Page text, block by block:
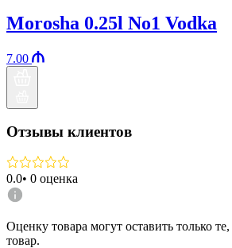
Morosha 0.25l No1 Vodka
7.00
Отзывы клиентов
0.0• 0 оценка
Оценку товара могут оставить только
товар.